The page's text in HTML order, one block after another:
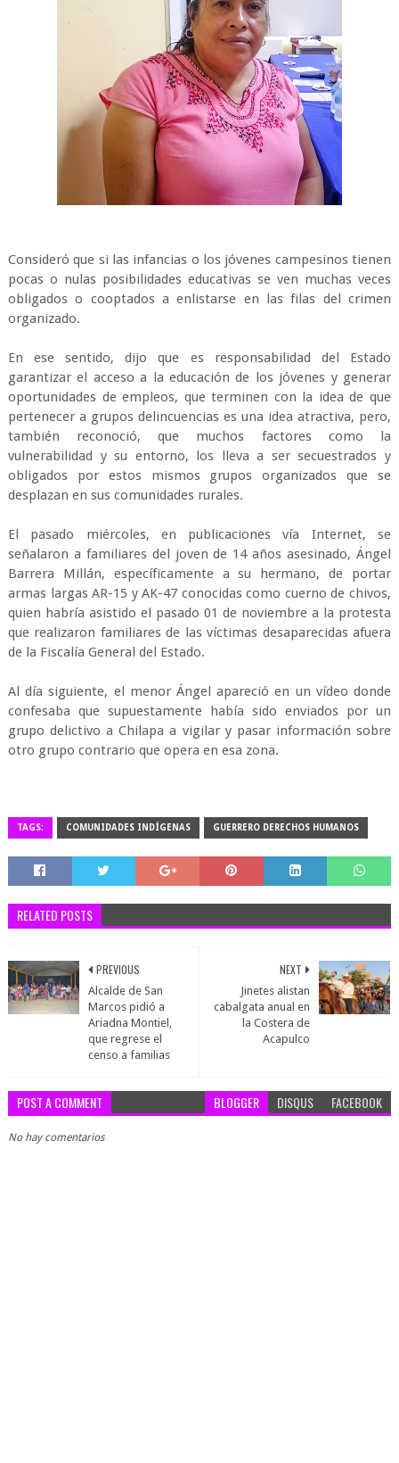
Consideró que si las infancias o los jóvenes campesinos tienen
pocas o nulas posibilidades educativas se ven muchas veces
obligados o cooptados a enlistarse en las filas del crimen
organizado.
En ese sentido, dijo que es responsabilidad del Estado
garantizar el acceso a la educación de los jóvenes y generar
oportunidades de empleos, que terminen con la idea de que
pertenecer a grupos delincuencias es una idea atractiva, pero,
también reconoció, que muchos factores como la
vulnerabilidad y su entorno, los lleva a ser secuestrados y
obligados por estos mismos grupos organizados que se
desplazan en sus comunidades rurales.
El pasado miércoles, en publicaciones vía Internet, se
señalaron a familiares del joven de 14 años asesinado, Ángel
Barrera Millán, específicamente a su hermano, de portar
armas largas AR-15 y AK-47 conocidas como cuerno de chivos,
quien habría asistido el pasado 01 de noviembre a la protesta
que realizaron familiares de las víctimas desaparecidas afuera
de la Fiscalía General del Estado.
Al día siguiente, el menor Ángel apareció en un vídeo donde
confesaba que supuestamente había sido enviados por un
grupo delictivo a Chilapa a vigilar y pasar información sobre
otro grupo contrario que opera en esa zona.
TAGS: COMUNIDADES INDÍGENAS GUERRERO DERECHOS HUMANOS
RELATED POSTS
NEXT
Jinetes alistan
cabalgata anual en
la Costera de
Acapulco
PREVIOUS
Alcalde de San
Marcos pidió a
Ariadna Montiel,
que regrese el
censo a familias
POST A COMMENT BLOGGER DISQUS FACEBOOK
No hay comentarios